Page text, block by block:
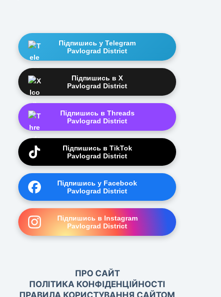
Підпишись у Telegram
Pavlograd District
Підпишись в X
Pavlograd District
Підпишись в Threads
Pavlograd District
Підпишись в TikTok
Pavlograd District
Підпишись у Facebook
Pavlograd District
Підпишись в Instagram
Pavlograd District
ПРО САЙТ
ПОЛІТИКА КОНФІДЕНЦІЙНОСТІ
ПРАВИЛА КОРИСТУВАННЯ САЙТОМ